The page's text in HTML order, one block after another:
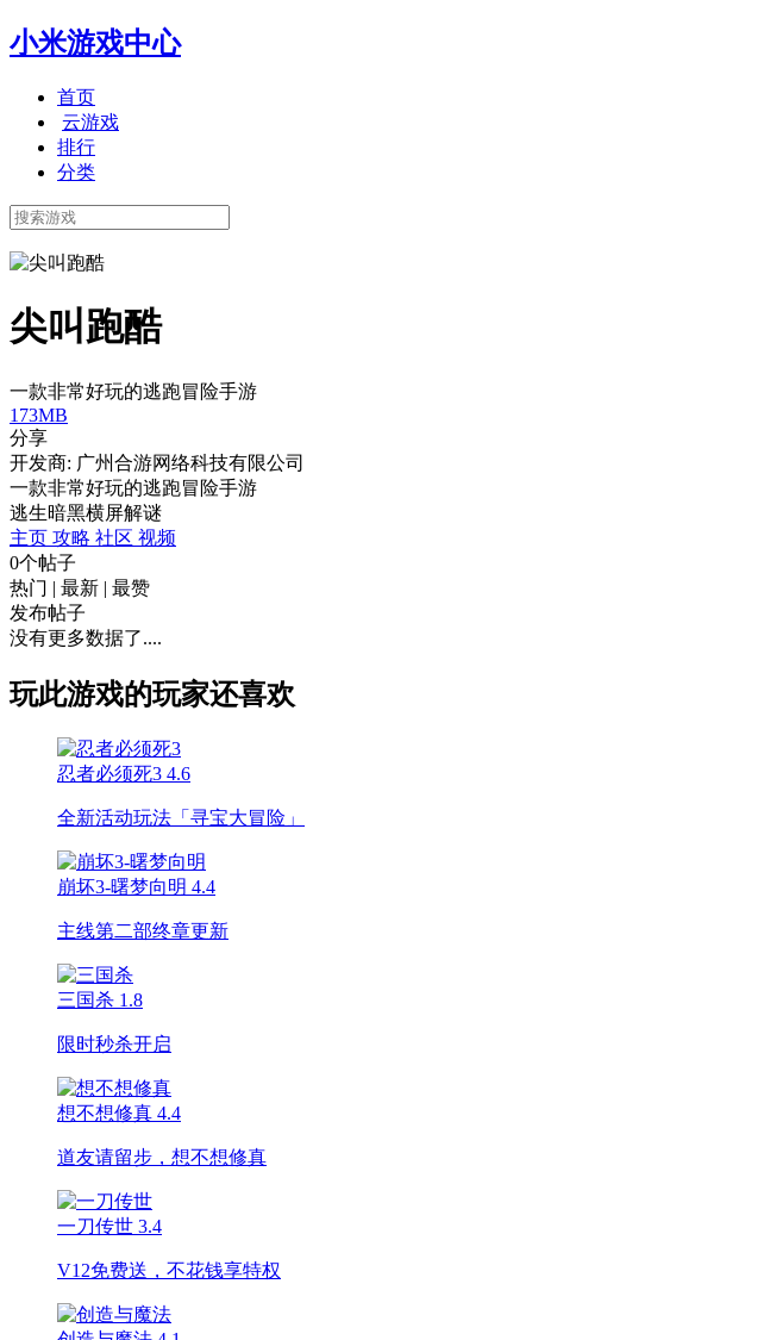
小米游戏中心
首页
云游戏
排行
分类
尖叫跑酷
一款非常好玩的逃跑冒险手游
173MB
分享
开发商: 广州合游网络科技有限公司
一款非常好玩的逃跑冒险手游
逃生暗黑横屏解谜
主页 攻略 社区 视频
0个帖子
热门 | 最新 | 最赞
发布帖子
没有更多数据了....
玩此游戏的玩家还喜欢
忍者必须死3 4.6
全新活动玩法「寻宝大冒险」
崩坏3-曙梦向明 4.4
主线第二部终章更新
三国杀 1.8
限时秒杀开启
想不想修真 4.4
道友请留步，想不想修真
一刀传世 3.4
V12免费送，不花钱享特权